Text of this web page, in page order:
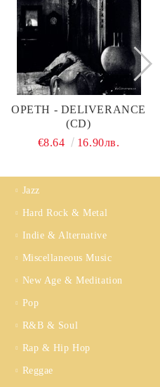
OPETH - DELIVERANCE
(CD)
€8.64
16.90лв.
Jazz
Hard Rock & Metal
Indie & Alternative
Miscellaneous Music
New Age & Meditation
Pop
R&B & Soul
Rap & Hip Hop
Reggae